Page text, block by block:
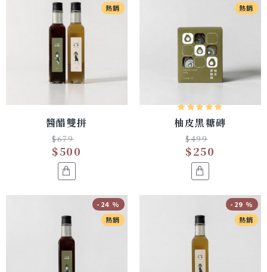
熱銷
醬醋雙拼
$500
$679
熱銷
柚皮黑糖磚
$250
$499
熱銷
-24 %
熱銷
-29 %